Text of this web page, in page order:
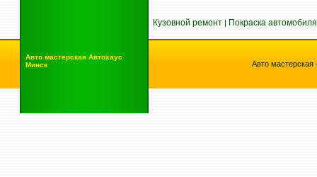
Авто мастерская Автохаус
Минск
Кузовной ремонт | Покраска автомобиля
Авто